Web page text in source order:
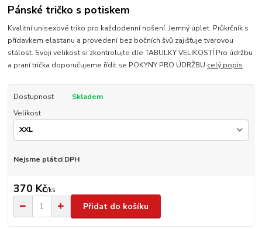
Pánské tričko s potiskem
Kvalitní unisexové triko pro každodenní nošení. Jemný úplet. Průkrčník s
přídavkem elastanu a provedení bez bočních švů zajišťuje tvarovou
stálost. Svoji velikost si zkontrolujte dle TABULKY VELIKOSTÍ Pro údržbu
a praní trička doporučujeme řídit se POKYNY PRO ÚDRŽBU celý popis
Dostupnost
Skladem
Velikost
Nejsme plátci DPH
370 Kč/ks
Přidat do košíku